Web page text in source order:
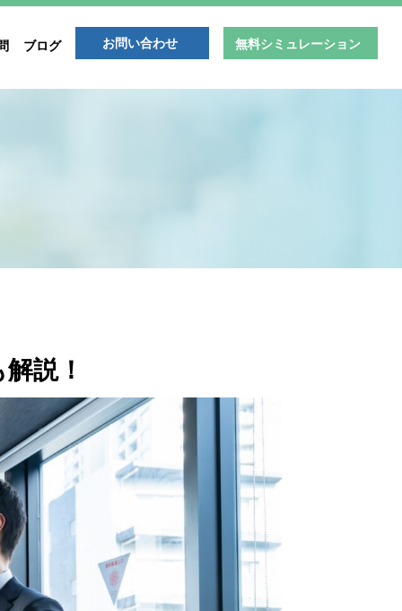
ブログ お問い合わせ 無料シミュレーション
説！